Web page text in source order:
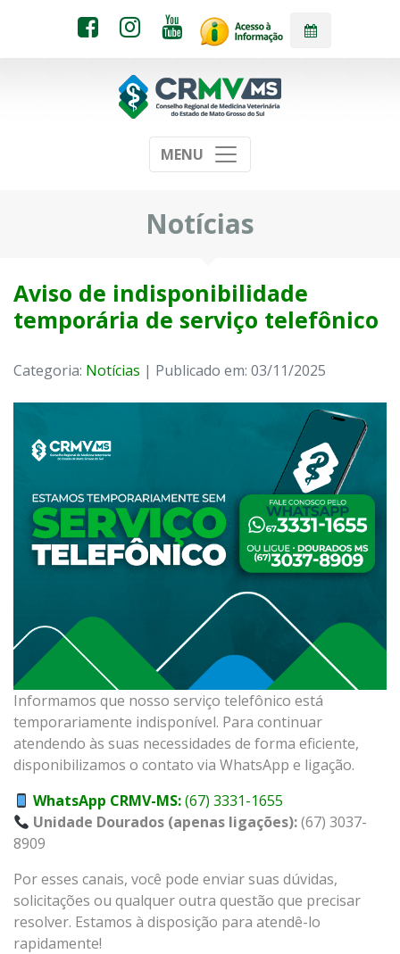
MENU
Notícias
Aviso de indisponibilidade
temporária de serviço telefônico
Categoria: Notícias | Publicado em: 03/11/2025
Informamos que nosso serviço telefônico está
temporariamente indisponível. Para continuar
atendendo às suas necessidades de forma eficiente,
disponibilizamos o contato via WhatsApp e ligação.
WhatsApp CRMV-MS:(67) 3331-1655
Unidade Dourados (apenas ligações):(67) 3037-
8909
Por esses canais, você pode enviar suas dúvidas,
solicitações ou qualquer outra questão que precisar
resolver. Estamos à disposição para atendê-lo
rapidamente!